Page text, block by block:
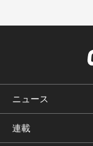
ニュース
連載